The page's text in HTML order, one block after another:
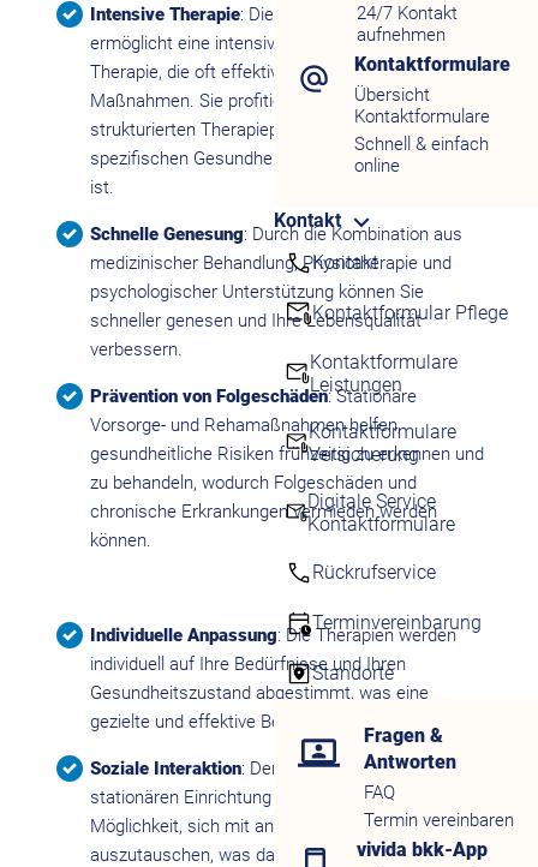
24/7 Kontakt
aufnehmen
Kontaktformulare
Übersicht
Kontaktformulare
Schnell & einfach
online
Kontakt
Kontakt
Kontaktformular Pflege
Kontaktformulare
Leistungen
Kontaktformulare
Versicherung
Digitale Service
Kontaktformulare
Rückrufservice
Terminvereinbarung
Standorte
Fragen &
Antworten
FAQ
Termin vereinbaren
vivida bkk-App
Intensive Therapie: Die stationäre Behandlung
ermöglicht eine intensive und kontinuierliche
Therapie, die oft effektiver ist als ambulante
Maßnahmen. Sie profitieren von einem
strukturierten Therapieplan, der auf Ihre
spezifischen Gesundheitsprobleme abgestimmt
ist.
Schnelle Genesung: Durch die Kombination aus
medizinischer Behandlung, Physiotherapie und
psychologischer Unterstützung können Sie
schneller genesen und Ihre Lebensqualität
verbessern.
Prävention von Folgeschäden: Stationäre
Vorsorge- und Rehamaßnahmen helfen,
gesundheitliche Risiken frühzeitig zu erkennen und
zu behandeln, wodurch Folgeschäden und
chronische Erkrankungen vermieden werden
können.
Individuelle Anpassung: Die Therapien werden
individuell auf Ihre Bedürfnisse und Ihren
Gesundheitszustand abgestimmt, was eine
gezielte und effektive Behandlung ermöglicht.
Soziale Interaktion: Der Aufenthalt in einer
stationären Einrichtung bietet Ihnen die
Möglichkeit, sich mit anderen Patienten
auszutauschen, was das soziale Wohlbefinden